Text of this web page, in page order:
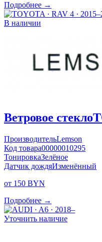
Подробнее →
В наличии
Ветровое стекло
ПроизводительLemson
Код товара00000010295
ТонировкаЗелёное
Датчик дождяИзменённый
от 150 BYN
Подробнее →
Уточнить наличие